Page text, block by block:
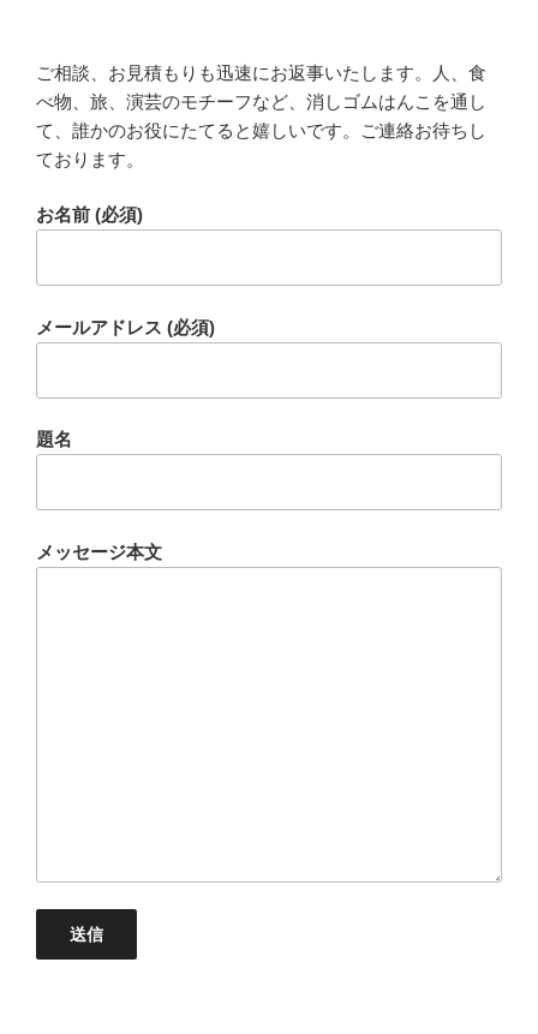
ご相談、お見積もりも迅速にお返事いたします。人、食
べ物、旅、演芸のモチーフなど、消しゴムはんこを通し
て、誰かのお役にたてると嬉しいです。ご連絡お待ちし
ております。
お名前 (必須)
メールアドレス (必須)
題名
メッセージ本文